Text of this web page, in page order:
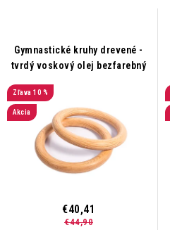
o
d
u
p
r
o
Gymnastické kruhy drevené -
tvrdý voskový olej bezfarebný
10 %
Akcia
€40,41
€44,90